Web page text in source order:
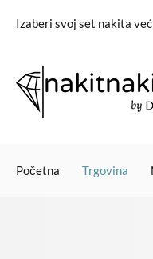
Izaberi svoj set nakita
Početna Trgovina